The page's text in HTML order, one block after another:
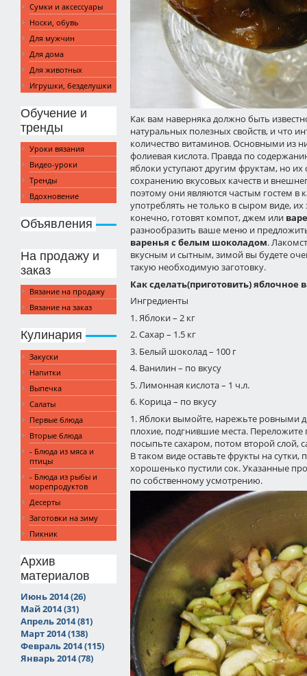
Сумки и аксессуары
Носки, обувь
Для мужчин
Для дома
Для животных
Игрушки, безделушки
Обучение и
тренды
Уроки вязания
Видео-уроки
Тренды
Вдохновение
Объявления
На продажу и
заказ
Вязание на продажу
Вязание на заказ
Кулинария
Закуски
Напитки
Выпечка
Салаты
Первые блюда
Вторые блюда
- Блюда из мяса и
птицы
- Блюда из рыбы и
морепродуктов
Десерты
Заготовки на зиму
Пикник
Архив
материалов
Июнь 2014 (26)
Май 2014 (31)
Апрель 2014 (81)
Март 2014 (138)
Февраль 2014 (115)
Январь 2014 (78)
Как вам наверняка должно быть
натуральных полезных свойств, и что
количество витаминов. Основными из
фолиевая кислота. Правда по
яблоки уступают другим фруктам, но
сохранению вкусовых качеств и
поэтому они являются частым гостем в
употреблять не только в сыром виде,
конечно, готовят компот, джем или
разнообразить ваше меню и
варенья с белым шоколадом.
вкусным и сытным, зимой вы будете
такую необходимую заготовку.
Как сделать(приготовить)
Ингредиенты
1. Яблоки – 2 кг
2. Сахар – 1.5 кг
3. Белый шоколад – 100 г
4. Ванилин – по вкусу
5. Лимонная кислота – 1 ч.л.
6. Корица – по вкусу
1. Яблоки вымойте, нарежьте ровными
плохие, подгнившие места.
посыпьте сахаром, потом второй слой,
В таком виде оставьте фрукты на
хорошенько пустили сок. Указанные
по собственному усмотрению.